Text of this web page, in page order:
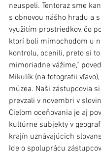
neuspeli. Tentoraz sme
s obnovou nášho hradu a
využitím prostriedkov, čo
ktorí boli mimochodom u
kontrolu, ocenili, preto si
mimoriadne vážime,“
Mikulík (na fotografii
múzea. Naši zástupcovia
prevzali v novembri v
Cieľom oceňovania je aj
kultúrne subjekty v
krajín uznávajúcich
Ide o spoluprácu